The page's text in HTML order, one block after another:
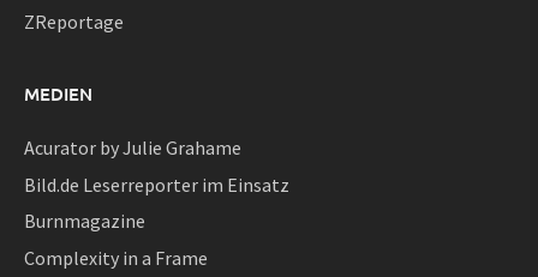
ZReportage
MEDIEN
Acurator by Julie Grahame
Bild.de Leserreporter im Einsatz
Burnmagazine
Complexity in a Frame